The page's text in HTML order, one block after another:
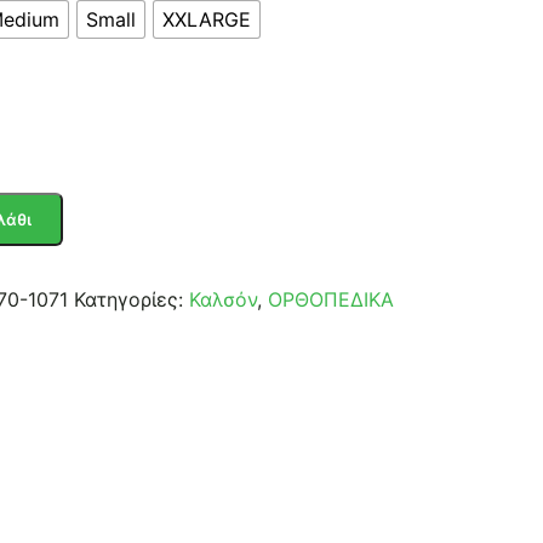
Small
XXLARGE
1071 Κατηγορίες: Καλσόν, ΟΡΘΟΠΕΔΙΚΑ